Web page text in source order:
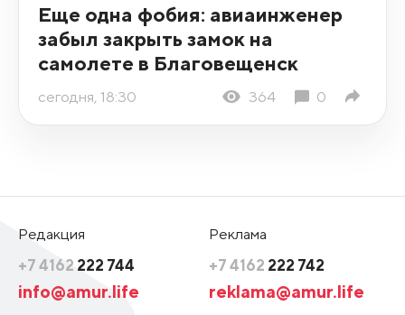
Еще одна фобия: авиаинженер
забыл закрыть замок на
самолете в Благовещенск
сегодня, 18:30 364 0
Редакция
+7 4162 222 744
info@amur.life
Реклама
+7 4162 222 742
reklama@amur.life